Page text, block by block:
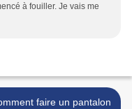
à fouiller. Je vais me
faire un pantalon